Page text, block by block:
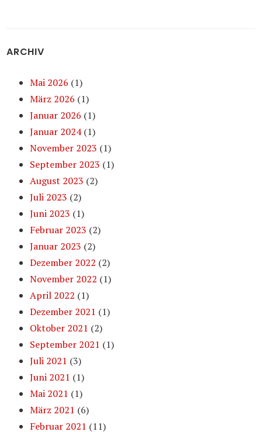
ARCHIV
Mai 2026 (1)
März 2026 (1)
Januar 2026 (1)
Januar 2024(1)
November 2023 (1)
September 2023 (1)
August 2023 (2)
Juli 2023 (2)
Juni 2023 (1)
Februar 2023 (2)
Januar 2023 (2)
Dezember 2022 (2)
November 2022 (1)
April 2022 (1)
Dezember 2021 (1)
Oktober 2021 (2)
September 2021 (1)
Juli 2021 (3)
Juni 2021 (1)
Mai 2021 (1)
März 2021 (6)
Februar 2021 (11)